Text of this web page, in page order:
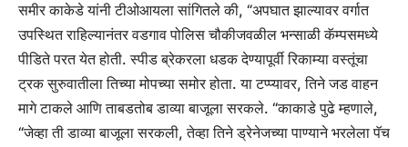
समीर काकेडे यांनी टीओआयला सांगितले की, “अपघात झाल्यावर वर्गात
उपस्थित राहिल्यानंतर वडगाव पोलिस चौकीजवळील भन्साळी कॅम्पसमध्ये
पीडिते परत येत होती. स्पीड ब्रेकरला धडक देण्यापूर्वी रिकाम्या वस्तूंचा
ट्रक सुरुवातीला तिच्या मोपच्या समोर होता.या टप्प्यावर, तिने जड वाहन
मागे टाकले आणि ताबडतोब डाव्या बाजूला सरकले. “काकाडे पुढे म्हणाले,
“जेव्हा ती डाव्या बाजूला सरकली, तेव्हा तिने ड्रेनेजच्या पाण्याने भरलेला पॅच